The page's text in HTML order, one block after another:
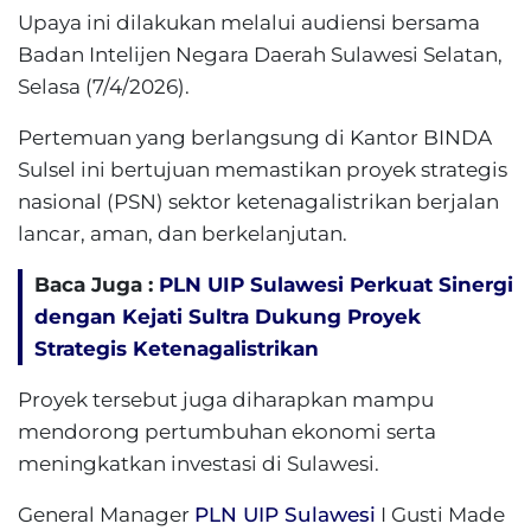
Upaya ini dilakukan melalui audiensi bersama
Badan Intelijen Negara Daerah Sulawesi Selatan,
Selasa (7/4/2026).
Pertemuan yang berlangsung di Kantor BINDA
Sulsel ini bertujuan memastikan proyek strategis
nasional (PSN) sektor ketenagalistrikan berjalan
lancar, aman, dan berkelanjutan.
Baca Juga : PLN UIP Sulawesi Perkuat Sinergi
dengan Kejati Sultra Dukung Proyek
Strategis Ketenagalistrikan
Proyek tersebut juga diharapkan mampu
mendorong pertumbuhan ekonomi serta
meningkatkan investasi di Sulawesi.
General Manager PLN UIP Sulawesi I Gusti Made